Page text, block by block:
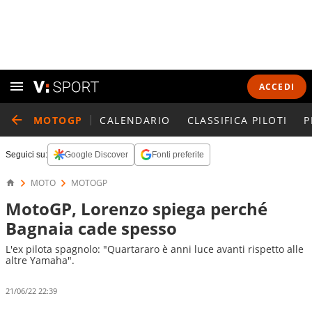
ACCEDI
MOTOGP CALENDARIO CLASSIFICA PILOTI
Seguici su: Google Discover Fonti preferite
MOTO MOTOGP
MotoGP, Lorenzo spiega perché
Bagnaia cade spesso
L'ex pilota spagnolo: "Quartararo è anni luce avanti rispetto alle
altre Yamaha".
21/06/22 22:39